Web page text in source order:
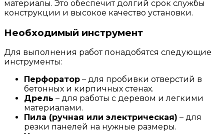
материалы. Это обеспечит долгий срок службы
конструкции и высокое качество установки.
Необходимый инструмент
Для выполнения работ понадобятся следующие
инструменты:
Перфоратор – для пробивки отверстий в
бетонных и кирпичных стенах.
Дрель – для работы с деревом и легкими
материалами.
Пила (ручная или электрическая) – для
резки панелей на нужные размеры.